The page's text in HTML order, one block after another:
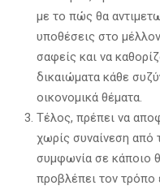
με το πώς θα
υποθέσεις στο
σαφείς και να
δικαιώματα κάθε
οικονομικά θέματα.
Τέλος, πρέπει να
χωρίς συναίνεση από
συμφωνία σε κάποιο
προβλέπει τον